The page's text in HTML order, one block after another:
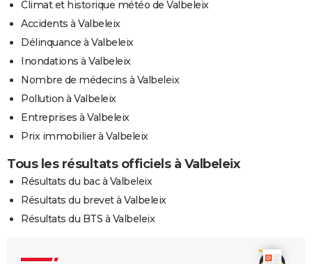
Climat et historique météo de Valbeleix
Accidents à Valbeleix
Délinquance à Valbeleix
Inondations à Valbeleix
Nombre de médecins à Valbeleix
Pollution à Valbeleix
Entreprises à Valbeleix
Prix immobilier à Valbeleix
Tous les résultats officiels à Valbeleix
Résultats du bac à Valbeleix
Résultats du brevet à Valbeleix
Résultats du BTS à Valbeleix